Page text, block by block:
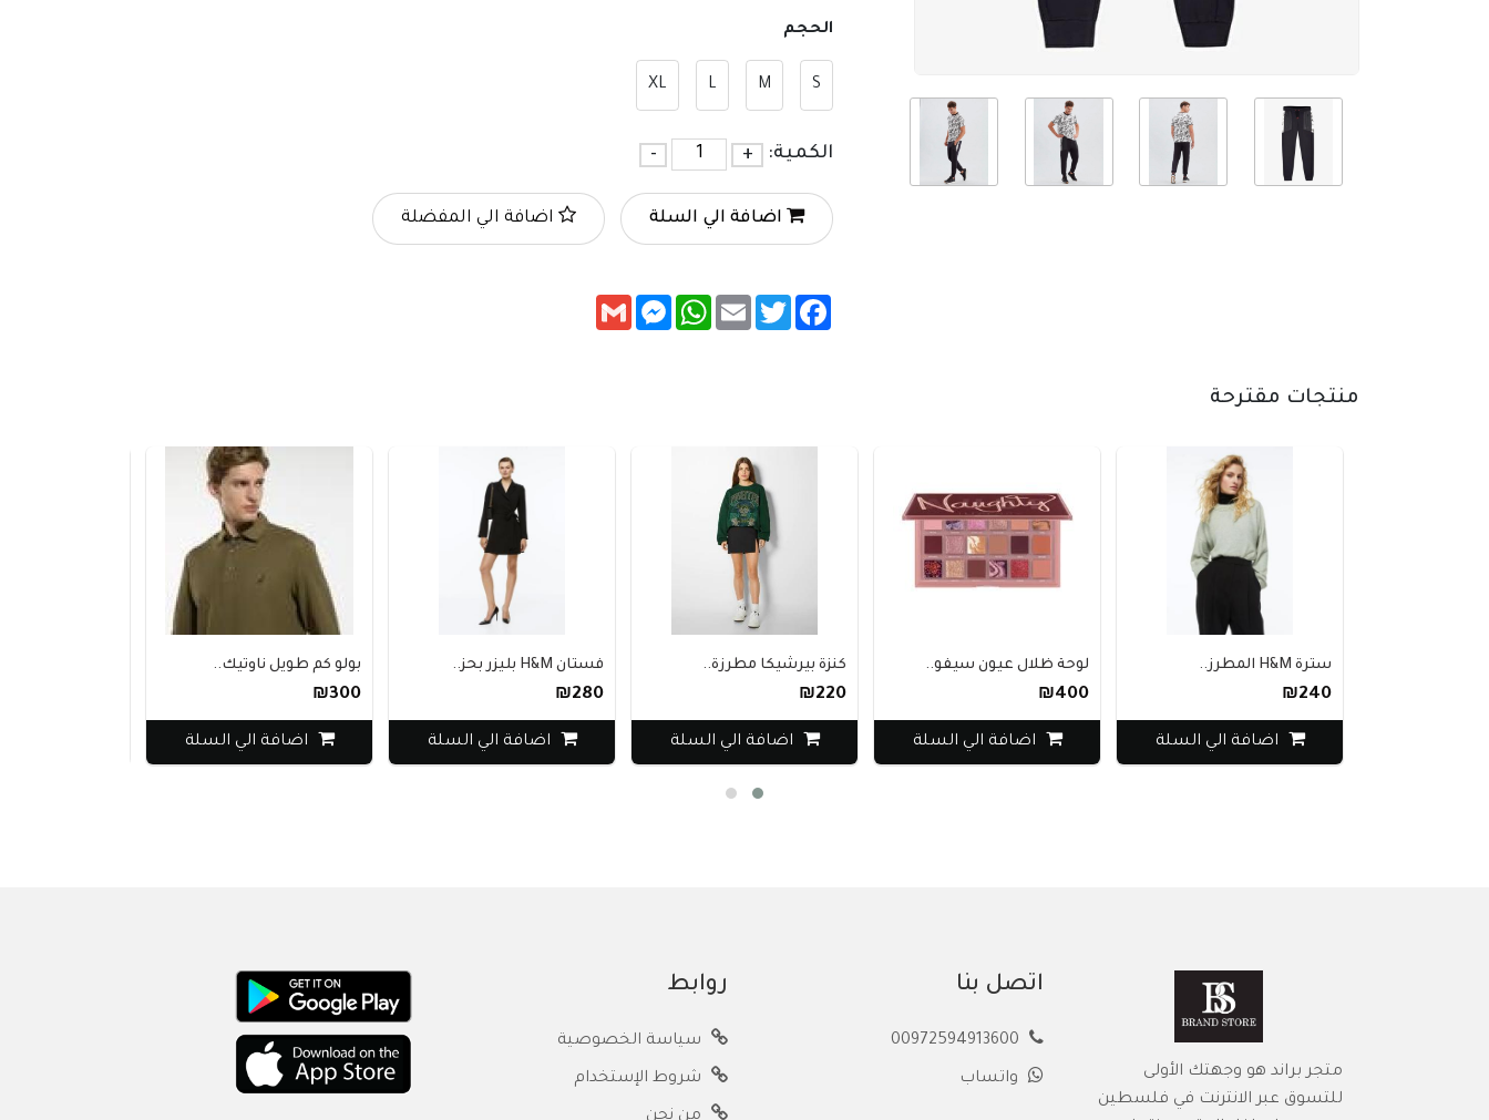
الحجم
S
M
L
XL
الكمية: +
-
اضافة الي السلة اضافة الي المفضلة
Facebook
Twitter
Email
WhatsApp
Messenger
Gmail
منتجات مقترحة
سترة H&M المطرز..
₪240
اضافة الي السلة
لوحة ظلال عيون سيفو..
₪400
اضافة الي السلة
كنزة بيرشيكا مطرزة..
₪220
اضافة الي السلة
فستان H&M بليزر بحز..
₪280
اضافة الي السلة
بولو كم طويل ناوتيك..
₪300
اضافة الي السلة
متجر براند هو وجهتك الأولى
للتسوق عبر الانترنت في فلسطين
اتصل بنا
واتساب
روابط
سياسة الخصوصية
شروط الإستخدام